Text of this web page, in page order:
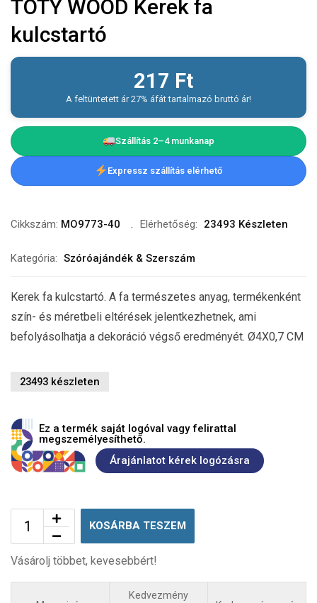
TOTY WOOD Kerek fa
kulcstartó
217 Ft
A feltüntetett ár 27% áfát tartalmazó bruttó ár!
Szállítás 2–4 munkanap
Expressz szállítás elérhető
Cikkszám: MO9773-40 Elérhetőség: 23493 Készleten
Kategória: Szóróajándék & Szerszám
Kerek fa kulcstartó. A fa természetes anyag, termékenként
szín- és méretbeli eltérések jelentkezhetnek, ami
befolyásolhatja a dekoráció végső eredményét. Ø4X0,7 CM
23493 készleten
Ez a termék saját logóval vagy felirattal
megszemélyesíthető.
Árajánlatot kérek logózásra
KOSÁRBA TESZEM
Vásárolj többet, kevesebbért!
Kedvezmény